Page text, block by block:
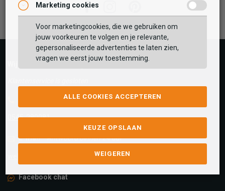
Facebook
Wij helpen je graag!
0545-280081
E-mail Antwoord binnen 24 uur
webshop@schuurman-schoenen.nl
Facebook chat
Marketing cookies
Voor marketingcookies, die we gebruiken om
jouw voorkeuren te volgen en je relevante,
gepersonaliseerde advertenties te laten zien,
vragen we eerst jouw toestemming.
ALLE COOKIES ACCEPTEREN
KEUZE OPSLAAN
WEIGEREN